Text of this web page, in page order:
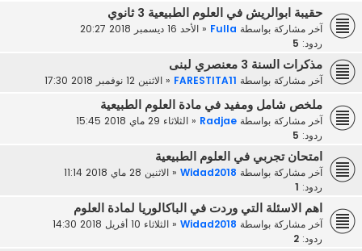
حقيبة ابوالريش في العلوم الطبيعية 3 ثانوي
آخر مشاركة بواسطة Fulla
« الأحد 16 ديسمبر 2018 20:27
ردود: 5
مذكرات السنة 3 معنصري لبنى
آخر مشاركة بواسطة FARESTITA11
« الاثنين 12 نوفمبر 2018 17:30
ملخص شامل ومفيد في مادة العلوم الطبيعية
آخر مشاركة بواسطة Radjae
« الثلاثاء 29 ماي 2018 15:45
ردود: 5
امتحان تجربي في العلوم الطبيعية
آخر مشاركة بواسطة Widad2018
« الاثنين 28 ماي 2018 11:14
ردود:
اهم الاسئلة التي وردت في الباكالوريا لمادة العلوم
آخر مشاركة بواسطة Widad2018
« الثلاثاء 10 أفريل 2018 14:30
ردود: 2